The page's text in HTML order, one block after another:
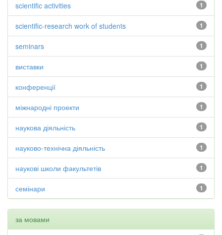
1
scientific activities
1
scientific-research work of students
1
seminars
1
виставки
1
конференції
1
міжнародні проекти
1
наукова діяльність
1
науково-технічна діяльність
1
наукові школи факультетів
1
семінари
за мовами